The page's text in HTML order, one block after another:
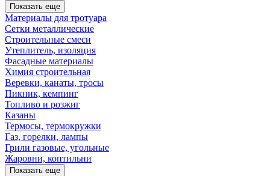
Показать еще
Материалы для тротуара
Сетки металлические
Строительные смеси
Утеплитель, изоляция
Фасадные материалы
Химия строительная
Веревки, канаты, тросы
Пикник, кемпинг
Топливо и розжиг
Казаны
Термосы, термокружки
Газ, горелки, лампы
Грили газовые, угольные
Жаровни, коптильни
Показать еще